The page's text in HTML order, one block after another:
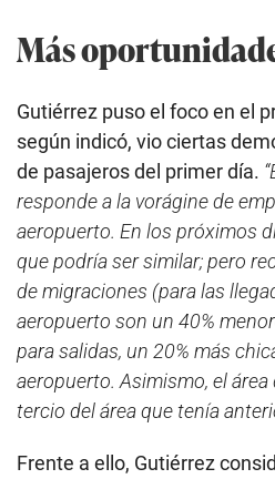
Más
Gutiérrez puso el foco en el
según indicó, vio ciertas
de pasajeros del primer día.
responde a la vorágine de
aeropuerto. En los próximos
que podría ser similar; pero
de migraciones (para las
aeropuerto son un 40%
para salidas, un 20% más
aeropuerto. Asimismo, el
tercio del área que tenía
Frente a ello, Gutiérrez